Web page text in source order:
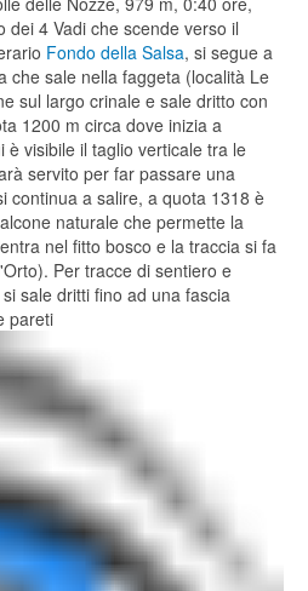
dei 4 Vadi che scende verso il
Fondo della Salsa, si segue a
che sale nella faggeta (località Le
sul largo crinale e sale dritto con
1200 m circa dove inizia a
visibile il taglio verticale tra le
servito per far passare una
continua a salire, a quota 1318 è
naturale che permette la
nel fitto bosco e la traccia si fa
Per tracce di sentiero e
sale dritti fino ad una fascia
pareti